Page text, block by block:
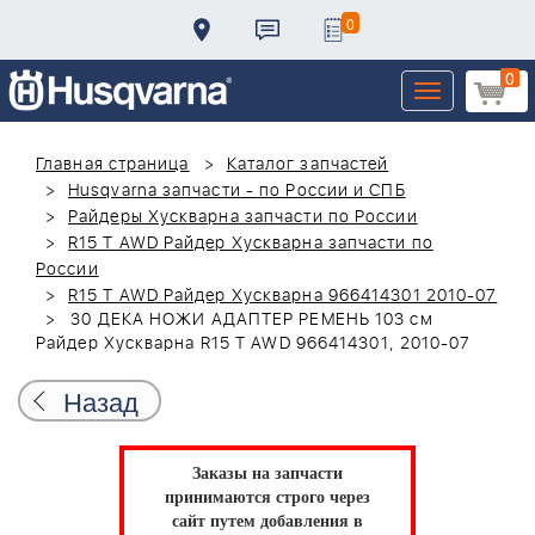
0
0
Toggle
navigation
Главная страница
Каталог запчастей
Husqvarna запчасти - по России и СПБ
Райдеры Хускварна запчасти по России
R15 T AWD Райдер Хускварна запчасти по
России
R15 T AWD Райдер Хускварна 966414301 2010-07
30 ДЕКА НОЖИ АДАПТЕР РЕМЕНЬ 103 см
Райдер Хускварна R15 T AWD 966414301, 2010-07
Назад
Заказы на запчасти
принимаются строго через
сайт путем добавления в